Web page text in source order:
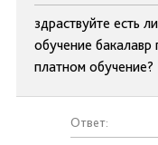
здраствуйте есть
обучение
платном обучение?
Ответ: